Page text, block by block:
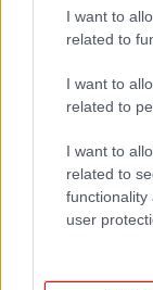
I want to
related to
I want to
related to
I want to
related to
functionality
user